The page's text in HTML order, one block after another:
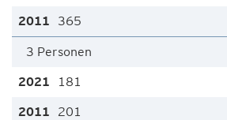
365
3 Personen
181
201